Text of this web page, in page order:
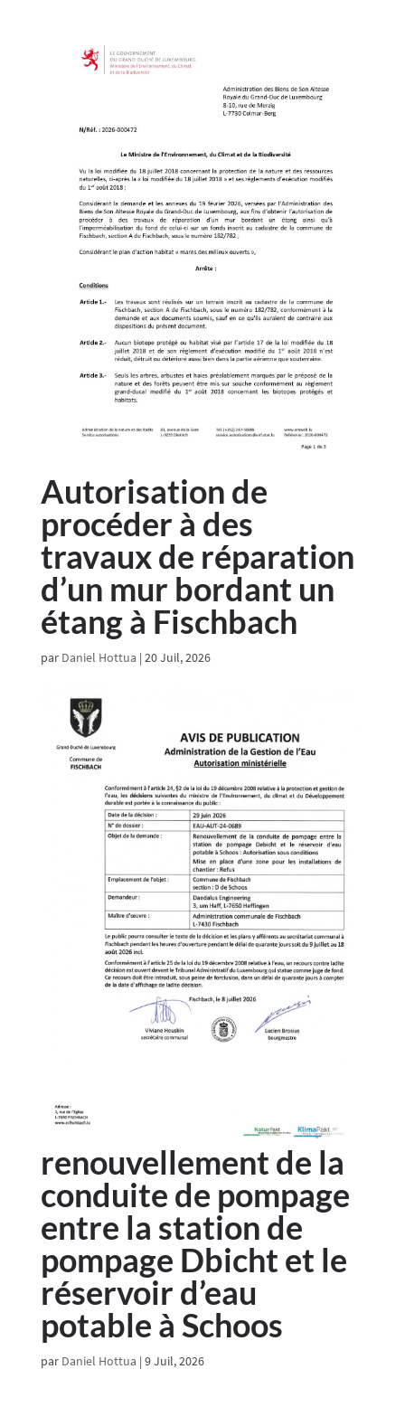
Autorisation de
procéder à des
travaux de réparation
d’un mur bordant un
étang à Fischbach
par Daniel Hottua | 20 Juil, 2026
renouvellement de la
conduite de pompage
entre la station de
pompage Dbicht et le
réservoir d’eau
potable à Schoos
par Daniel Hottua | 9 Juil, 2026